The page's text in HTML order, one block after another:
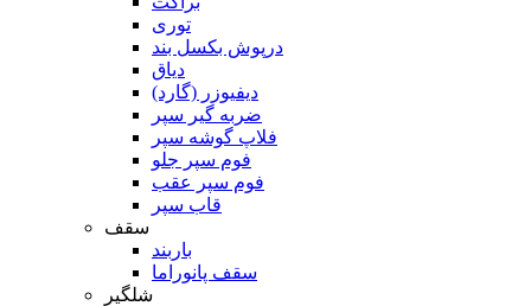
توری
درپوش بکسل بند
دیاق
دیفیوزر (گارد)
ضربه گیر سپر
فلاپ گوشه سپر
فوم سپر جلو
فوم سپر عقب
قاب سپر
سقف
باربند
سقف پانوراما
شلگیر